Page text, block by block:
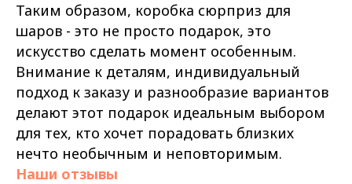
Таким образом, коробка сюрприз для
шаров - это не просто подарок, это
искусство сделать момент особенным.
Внимание к деталям, индивидуальный
подход к заказу и разнообразие вариантов
делают этот подарок идеальным выбором
для тех, кто хочет порадовать близких
нечто необычным и неповторимым.
Наши отзывы